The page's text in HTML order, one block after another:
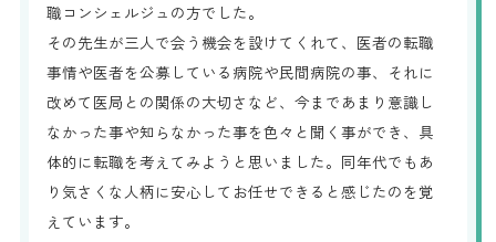
職コンシェルジュの方でした。
その先生が三人で会う機会を設けてくれて、医者の転職
事情や医者を公募している病院や民間病院の事、それに
改めて医局との関係の大切さなど、今まであまり意識し
なかった事や知らなかった事を色々と聞く事ができ、具
体的に転職を考えてみようと思いました。同年代でもあ
り気さくな人柄に安心してお任せできると感じたのを覚
えています。